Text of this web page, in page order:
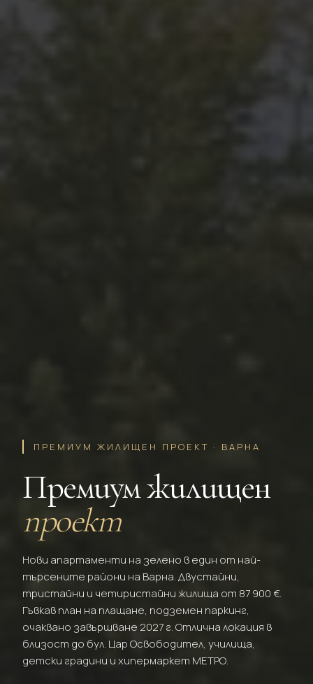
ПРЕМИУМ ЖИЛИЩЕН ПРОЕКТ · ВАРНА
Премиум жилищен
проект
Нови апартаменти на зелено в един от най-
търсените райони на Варна. Двустайни,
тристайни и четиристайни жилища от 87 900 €.
Гъвкав план на плащане, подземен паркинг,
очаквано завършване 2027 г. Отлична локация в
близост до бул. Цар Освободител, училища,
детски градини и хипермаркет МЕТРО.